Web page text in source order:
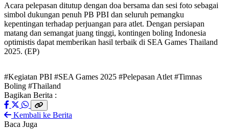
Acara pelepasan ditutup dengan doa bersama dan sesi foto sebagai
simbol dukungan penuh PB PBI dan seluruh pemangku
kepentingan terhadap perjuangan para atlet. Dengan persiapan
matang dan semangat juang tinggi, kontingen boling Indonesia
optimistis dapat memberikan hasil terbaik di SEA Games Thailand
2025. (EP)
#Kegiatan PBI #SEA Games 2025 #Pelepasan Atlet #Timnas
Boling #Thailand
Bagikan Berita :
Kembali ke Berita
Baca Juga